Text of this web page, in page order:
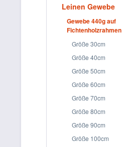
Leinen Gewebe
Gewebe 440g auf
Fichtenholzrahmen
Größe 30cm
Größe 40cm
Größe 50cm
Größe 60cm
Größe 70cm
Größe 80cm
Größe 90cm
Größe 100cm